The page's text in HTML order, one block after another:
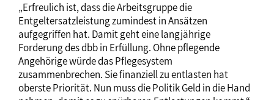
„Erfreulich ist, dass die Arbeitsgruppe die
Entgeltersatzleistung zumindest in Ansätzen
aufgegriffen hat. Damit geht eine langjährige
Forderung des dbb in Erfüllung. Ohne pflegende
Angehörige würde das Pflegesystem
zusammenbrechen. Sie finanziell zu entlasten hat
oberste Priorität. Nun muss die Politik Geld in die Hand